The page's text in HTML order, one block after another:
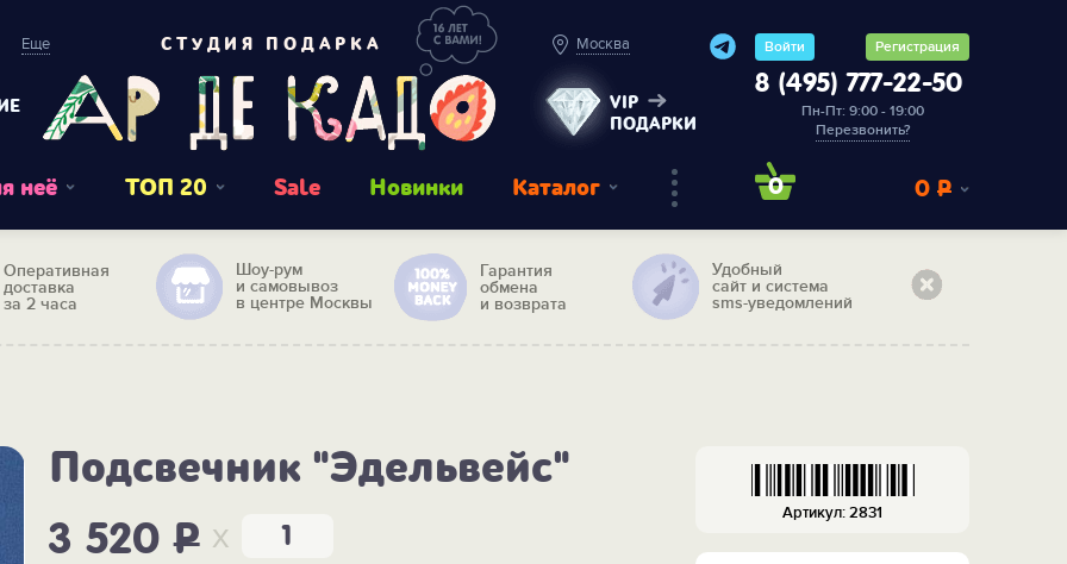
Еще СТУДИЯ ПОДАРКА Москва
VIP
ПОДАРКИ
Войти Регистрация
8 (495) 777-22-50
Пн-Пт: 9:00 - 19:00
Перезвонить?
неё ТОП 20 Sale Новинки Каталог 0 0 Р
Оперативная
доставка
за 2 часа
Шоу-рум
и самовывоз
в центре Москвы
Гарантия
обмена
и возврата
Удобный
сайт и система
sms-уведомлений
Подсвечник "Эдельвейс"
3 520P x
Артикул: 2831